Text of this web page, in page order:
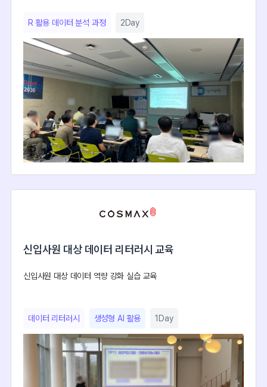
R 활용 데이터 분석 과정 2Day
신입사원 대상 데이터 리터러시 교육
신입사원 대상 데이터 역량 강화 실습 교육
데이터 리터러시 생성형 AI 활용 1Day